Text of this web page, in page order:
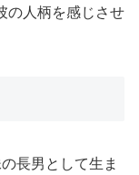
の人柄を感じさせ
長男として生ま